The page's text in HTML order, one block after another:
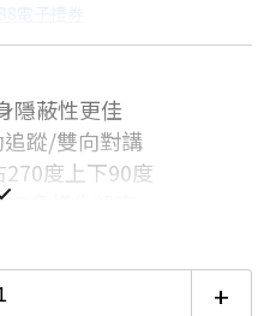
$40 18家銀行/業者
電子禮券
卡滿額最高回饋25%
看達人教你買
隱蔽性更佳
蹤/雙向對講
度上下90度
多樣化設定
去拉線時間
錄影(記憶卡需自備)
+